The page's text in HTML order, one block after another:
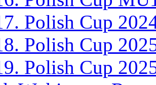
Polish Cup
Polish Cup
Polish Cup